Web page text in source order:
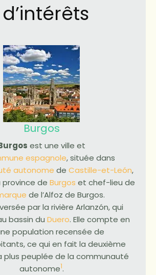
Burgos
est une ville et
espagnole, située dans
autonome de Castille-et-León,
de Burgos et chef-lieu de
de l’Alfoz de Burgos.
par la rivière Arlanzón, qui
bassin du Duero. Elle compte en
population recensée de
ce qui en fait la deuxième
plus peuplée de la communauté
autonome1.